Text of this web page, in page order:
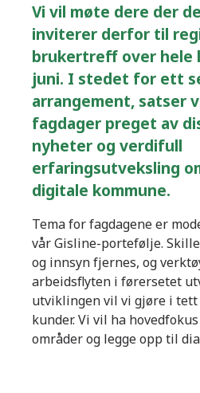
Vi vil møte dere der
inviterer derfor til
brukertreff over hele
juni. I stedet for ett
arrangement, satser
fagdager preget av
nyheter og verdifull
erfaringsutveksling
digitale kommune.
Tema for fagdagene er
vår Gisline-portefølje.
og innsyn fjernes, og
arbeidsflyten i førersetet
utviklingen vil vi gjøre i tett
kunder. Vi vil ha
områder og legge opp til